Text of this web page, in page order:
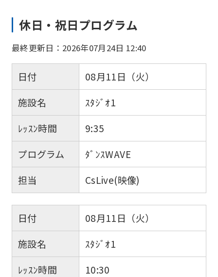
休日・祝日プログラム
最終更新日：2026年07月24日 12:40
日付
08月11日（火）
施設名
ｽﾀｼﾞｵ1
ﾚｯｽﾝ時間
9:35
プログラム
ﾀﾞﾝｽWAVE
担当
CsLive(映像)
日付
08月11日（火）
施設名
ｽﾀｼﾞｵ1
ﾚｯｽﾝ時間
10:30